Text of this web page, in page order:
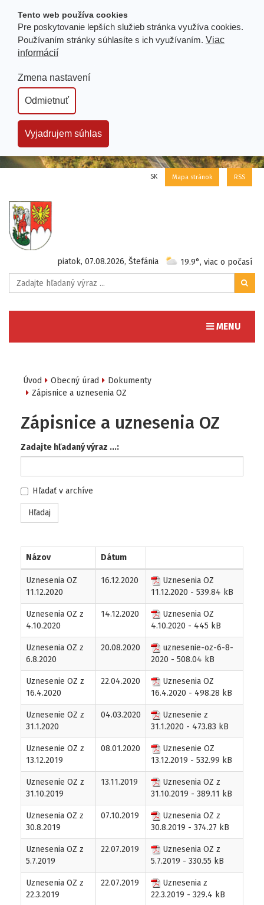
obsahu
Tento web používa cookies
Pre poskytovanie lepších služieb stránka využíva cookies.
Používaním stránky súhlasíte s ich využívaním. Viac
informácií
Zmena nastavení
Odmietnuť
Vyjadrujem súhlas
SK Mapa stránok RSS
piatok, 07.08.2026, Štefánia 19.9°, viac o počasí
Toggle
MENU
Úvod Obecný úrad
Dokumenty
Zápisnice a uznesenia OZ
Zápisnice a uznesenia OZ
Zadajte hľadaný výraz ...:
Hľadať v archíve
Zápisnice
OZ
Názov Dátum
Uznesenia OZ
11.12.2020
16.12.2020
Uznesenia OZ
11.12.2020 - 539.84 kB
Uznesenia OZ z
4.10.2020
14.12.2020
Uznesenia OZ
4.10.2020 - 445 kB
Uznesenia OZ z
6.8.2020
20.08.2020
uznesenie-oz-6-8-
2020 - 508.04 kB
Uznesenie OZ z
16.4.2020
22.04.2020
Uznesenia OZ
16.4.2020 - 498.28 kB
Uznesenie OZ z
31.1.2020
04.03.2020
Uznesenie z
31.1.2020 - 473.83 kB
Uznesenie OZ z
13.12.2019
08.01.2020
Uznesenie OZ
13.12.2019 - 532.99 kB
Uznesenie OZ z
31.10.2019
13.11.2019
Uznesenia OZ z
31.10.2019 - 389.11 kB
Uznesenia OZ z
30.8.2019
07.10.2019
Uznesenia OZ z
30.8.2019 - 374.27 kB
Uznesenia OZ z
5.7.2019
22.07.2019
Uznesenia OZ z
5.7.2019 - 330.55 kB
Uznesenia OZ z
22.3.2019
22.07.2019
Uznesenia z
22.3.2019 - 329.4 kB